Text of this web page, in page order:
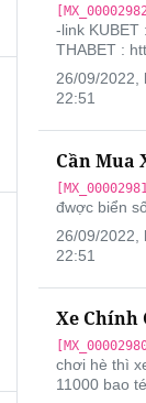
-link KUBET
THABET :
26/09/2022,
22:51
Cần Mua
đwợc biển
26/09/2022,
22:51
Xe Chính
chơi hè thì
11000 bao